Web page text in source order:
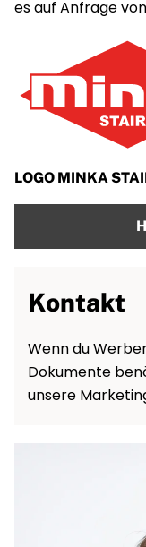
es auf Anfrage
LOGO MINKA
Kontakt
Wenn du
Dokumente
unsere